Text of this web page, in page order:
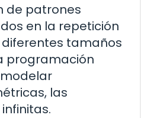
de patrones
en la repetición
tamaños
programación
las